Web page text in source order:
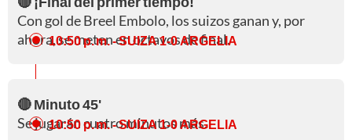
Con gol de Breel Embolo, los suizos ganan y, por
ahora, se meten en octavos de final.
10:50 p. m.- SUIZA 1-0 ARGELIA
🔴 Minuto 45'
Se jugarán cuatro minutos más.
10:50 p. m.- SUIZA 1-0 ARGELIA